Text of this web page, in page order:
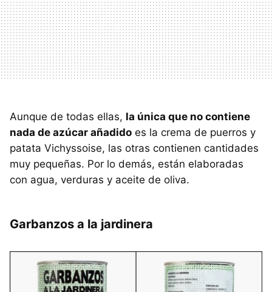
Aunque de todas ellas, la única que no contiene
nada de azúcar añadido es la crema de puerros y
patata Vichyssoise, las otras contienen cantidades
muy pequeñas. Por lo demás, están elaboradas
con agua, verduras y aceite de oliva.
Garbanzos a la jardinera